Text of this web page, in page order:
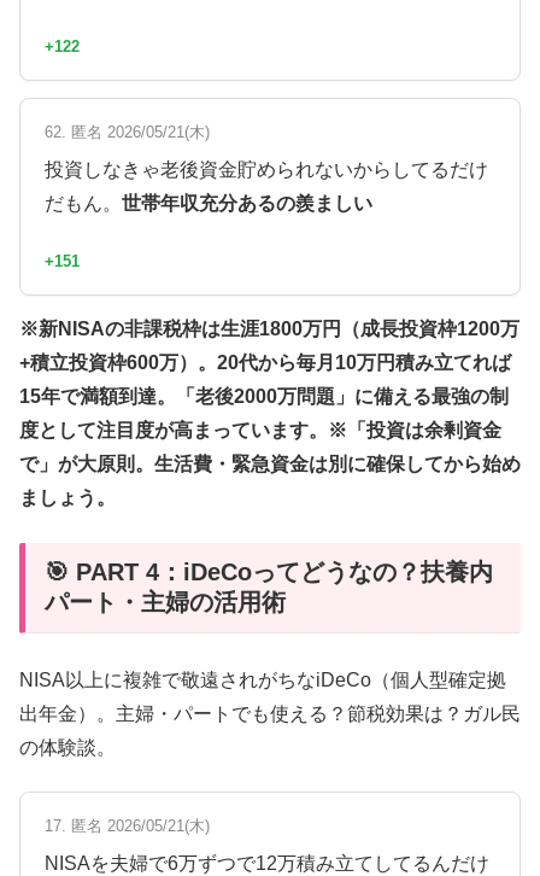
+122
62. 匿名 2026/05/21(木)
投資しなきゃ老後資金貯められないからしてるだけ
だもん。 世帯年収充分あるの羨ましい
+151
※新NISAの非課税枠は生涯1800万円（成長投資枠1200万
+積立投資枠600万）。20代から毎月10万円積み立てれば
15年で満額到達。「老後2000万問題」に備える最強の制
度として注目度が高まっています。※「投資は余剰資金
で」が大原則。生活費・緊急資金は別に確保してから始め
ましょう。
🎯 PART 4：iDeCoってどうなの？扶養内
パート・主婦の活用術
NISA以上に複雑で敬遠されがちなiDeCo（個人型確定拠
出年金）。主婦・パートでも使える？節税効果は？ガル民
の体験談。
17. 匿名 2026/05/21(木)
NISAを夫婦で6万ずつで12万積み立てしてるんだけ